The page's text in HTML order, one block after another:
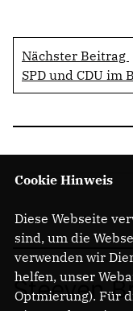
Nächster Beitrag
SPD und CDU
Steeven
Cookie Hinweis
Diese Webseite
sind, um die
verwenden wir
helfen, unser
Optmierung). Für